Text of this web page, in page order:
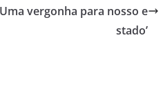
vergonha para nosso e
stado’